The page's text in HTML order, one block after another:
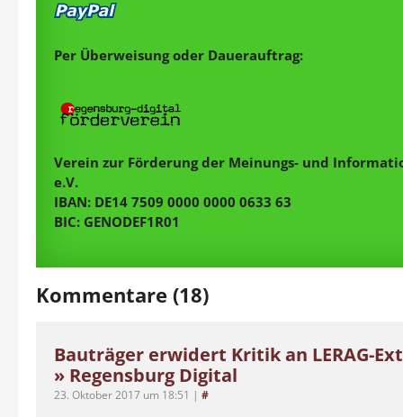
Per Überweisung oder Dauerauftrag:
Verein zur Förderung der Meinungs- und
e.V.
IBAN: DE14 7509 0000 0000 0633 63
BIC: GENODEF1R01
Kommentare (18)
Bauträger erwidert Kritik an LERAG-
» Regensburg Digital
23. Oktober 2017 um 18:51 | #